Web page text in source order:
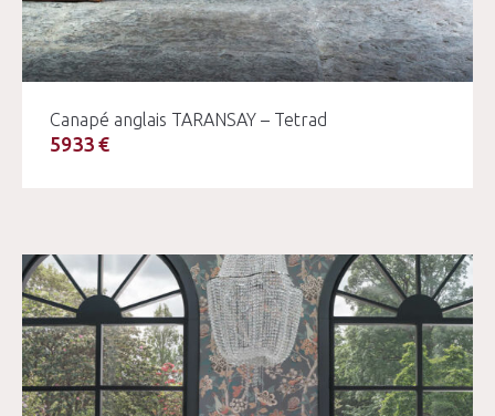
Canapé anglais TARANSAY – Tetrad
5933 €